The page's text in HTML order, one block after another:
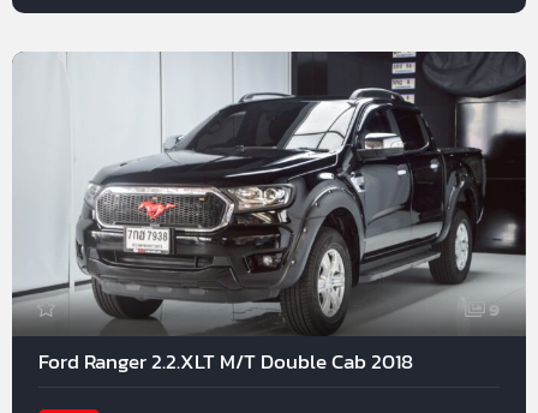
9
Ford Ranger 2.2.XLT M/T Double Cab 2018